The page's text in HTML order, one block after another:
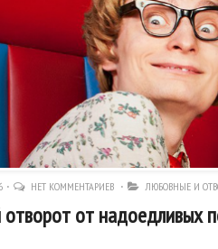
НЕТ КОММЕНТАРИЕВ ЛЮБОВНЫЕ И
отворот от надоедливых